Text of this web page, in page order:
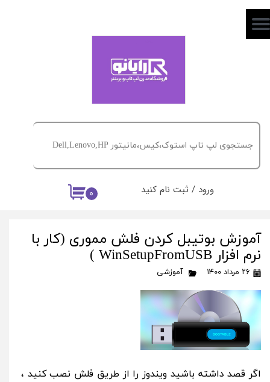
۰ ورود / ثبت نام کنید
حساب کاربری من
خروج از حساب کاربری
آموزش بوتیبل کردن فلش مموری (کار با
نرم افزار WinSetupFromUSB )
۲۶ مرداد ۱۴۰۰ آموزشی
اگر قصد داشته باشید ویندوز را از طریق فلش نصب کنید ،